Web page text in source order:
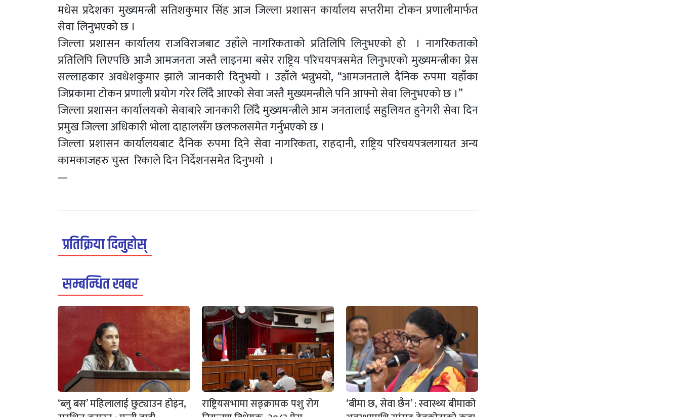
मधेस प्रदेशका मुख्यमन्त्री सतिशकुमार सिंह आज जिल्ला प्रशासन कार्यालय सप्तरीमा टोकन प्रणालीमार्फत
सेवा लिनुभएको छ ।
जिल्ला प्रशासन कार्यालय राजविराजबाट उहाँले नागरिकताको प्रतिलिपि लिनुभएको हो । नागरिकताको
प्रतिलिपि लिएपछि आजै आमजनता जस्तै लाइनमा बसेर राष्ट्रिय परिचयपत्रसमेत लिनुभएको मुख्यमन्त्रीका प्रेस
सल्लाहकार अवधेशकुमार झाले जानकारी दिनुभयो । उहाँले भन्नुभयो, “आमजनताले दैनिक रुपमा यहाँका
जिप्रकामा टोकन प्रणाली प्रयोग गरेर लिँदै आएको सेवा जस्तै मुख्यमन्त्रीले पनि आफ्नो सेवा लिनुभएको छ ।”
जिल्ला प्रशासन कार्यालयको सेवाबारे जानकारी लिँदै मुख्यमन्त्रीले आम जनतालाई सहुलियत हुनेगरी सेवा दिन
प्रमुख जिल्ला अधिकारी भोला दाहालसँग छलफलसमेत गर्नुभएको छ ।
जिल्ला प्रशासन कार्यालयबाट दैनिक रुपमा दिने सेवा नागरिकता, राहदानी, राष्ट्रिय परिचयपत्रलगायत अन्य
कामकाजहरु चुस्त रिकाले दिन निर्देशनसमेत दिनुभयो ।
—
प्रतिक्रिया दिनुहोस्
सम्बन्धित खबर
‘ब्लु बस’ महिलालाई छुट्याउन होइन,
राष्ट्रियसभामा सङ्क्रामक पशु रोग
‘बीमा छ, सेवा छैन’ : स्वास्थ्य बीमाको